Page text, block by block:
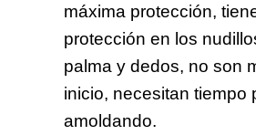
máxima protección,
protección en los
palma y dedos, no son
inicio, necesitan tiempo
amoldando.